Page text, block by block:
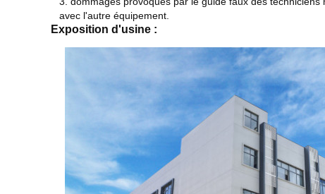
avec l'autre équipement.
Exposition d'usine :